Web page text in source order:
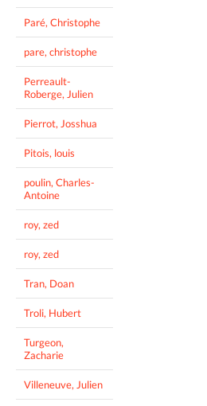
Paré, Christophe
pare, christophe
Perreault-
Roberge, Julien
Pierrot, Josshua
Pitois, louis
poulin, Charles-
Antoine
roy, zed
roy, zed
Tran, Doan
Troli, Hubert
Turgeon,
Zacharie
Villeneuve, Julien